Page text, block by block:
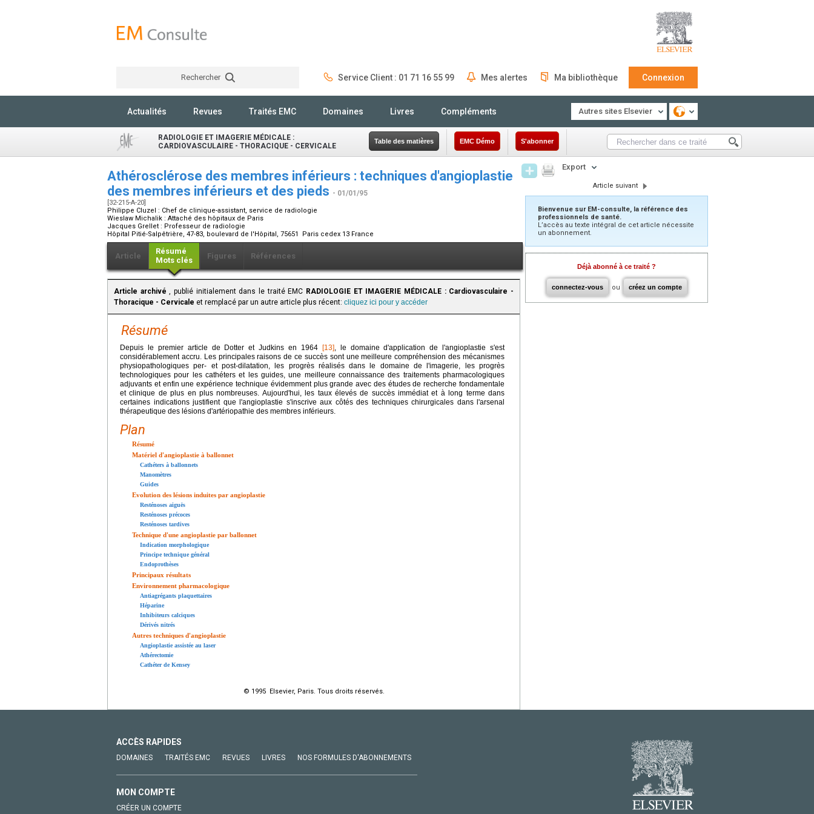
Rechercher Service Client : 01 71 16 55 99 Mes alertes Ma bibliothèque Connexion
Actualités Revues Traités EMC Domaines Livres Compléments Autres sites Elsevier
RADIOLOGIE ET IMAGERIE MÉDICALE :
CARDIOVASCULAIRE - THORACIQUE - CERVICALE
Table des matières EMC Démo S'abonner
Athérosclérose des membres inférieurs : techniques d'angioplastie
des membres inférieurs et des pieds - 01/01/95
[32-215-A-20]
Philippe Cluzel : Chef de clinique-assistant, service de radiologie
Wieslaw Michalik : Attaché des hôpitaux de Paris
Jacques Grellet : Professeur de radiologie
Hôpital Pitié-Salpêtrière, 47-83, boulevard de l'Hôpital, 75651 Paris cedex 13 France
Article
Résumé
Mots clés
Figures Références
Article archivé , publié initialement dans le traité EMC RADIOLOGIE ET IMAGERIE MÉDICALE : Cardiovasculaire -
Thoracique - Cervicale et remplacé par un autre article plus récent: cliquez ici pour y accéder
Résumé
Depuis le premier article de Dotter et Judkins en 1964 [13], le domaine d'application de l'angioplastie s'est
considérablement accru. Les principales raisons de ce succès sont une meilleure compréhension des mécanismes
physiopathologiques per- et post-dilatation, les progrès réalisés dans le domaine de l'imagerie, les progrès
technologiques pour les cathéters et les guides, une meilleure connaissance des traitements pharmacologiques
adjuvants et enfin une expérience technique évidemment plus grande avec des études de recherche fondamentale
et clinique de plus en plus nombreuses. Aujourd'hui, les taux élevés de succès immédiat et à long terme dans
certaines indications justifient que l'angioplastie s'inscrive aux côtés des techniques chirurgicales dans l'arsenal
thérapeutique des lésions d'artériopathie des membres inférieurs.
Plan
Résumé
Matériel d'angioplastie à ballonnet
Cathéters à ballonnets
Manomètres
Guides
Evolution des lésions induites par angioplastie
Resténoses aiguës
Resténoses précoces
Resténoses tardives
Technique d'une angioplastie par ballonnet
Indication morphologique
Principe technique général
Endoprothèses
Principaux résultats
Environnement pharmacologique
Antiagrégants plaquettaires
Héparine
Inhibiteurs calciques
Dérivés nitrés
Autres techniques d'angioplastie
Angioplastie assistée au laser
Athérectomie
Cathéter de Kensey
© 1995 Elsevier, Paris. Tous droits réservés.
Export
Article suivant
Bienvenue sur EM-consulte, la référence des
professionnels de santé.
L’accès au texte intégral de cet article nécessite
un abonnement.
Déjà abonné à ce traité ?
connectez-vous ou créez un compte
ACCÈS RAPIDES
DOMAINES TRAITÉS EMC REVUES LIVRES NOS FORMULES D'ABONNEMENTS
MON COMPTE
CRÉER UN COMPTE